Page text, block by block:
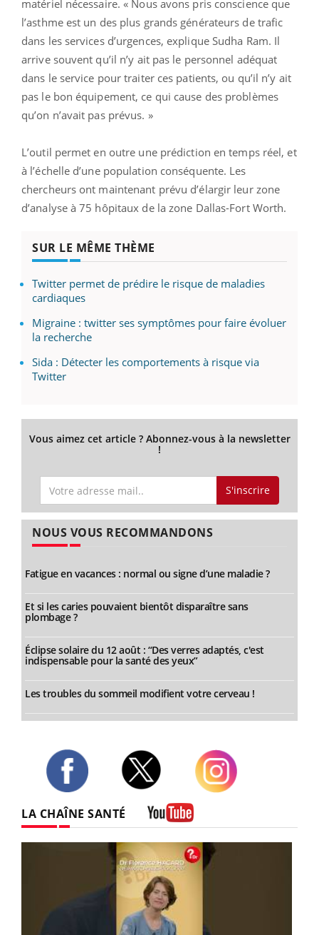
matériel nécessaire. « Nous avons pris conscience que
l’asthme est un des plus grands générateurs de trafic
dans les services d’urgences, explique Sudha Ram. Il
arrive souvent qu’il n’y ait pas le personnel adéquat
dans le service pour traiter ces patients, ou qu’il n’y ait
pas le bon équipement, ce qui cause des problèmes
qu’on n’avait pas prévus. »
L’outil permet en outre une prédiction en temps réel, et
à l’échelle d’une population conséquente. Les
chercheurs ont maintenant prévu d’élargir leur zone
d’analyse à 75 hôpitaux de la zone Dallas-Fort Worth.
SUR LE MÊME THÈME
Twitter permet de prédire le risque de maladies
cardiaques
Migraine : twitter ses symptômes pour faire évoluer
la recherche
Sida : Détecter les comportements à risque via
Twitter
Vous aimez cet article ? Abonnez-vous à la newsletter
!
S'inscrire
NOUS VOUS RECOMMANDONS
Fatigue en vacances : normal ou signe d’une maladie ?
Et si les caries pouvaient bientôt disparaître sans
plombage ?
Éclipse solaire du 12 août : “Des verres adaptés, c'est
indispensable pour la santé des yeux”
Les troubles du sommeil modifient votre cerveau !
LA CHAÎNE SANTÉ